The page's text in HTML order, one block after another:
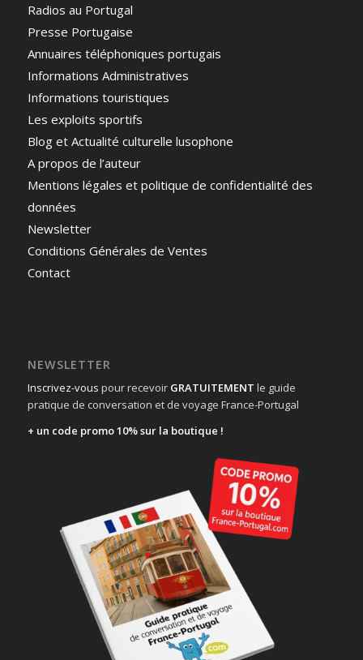
Radios au Portugal
Presse Portugaise
Annuaires téléphoniques portugais
Informations Administratives
Informations touristiques
Les exploits sportifs
Blog et Actualité culturelle lusophone
A propos de l’auteur
Mentions légales et politique de confidentialité des
données
Newsletter
Conditions Générales de Ventes
Contact
NEWSLETTER
Inscrivez-vous pour recevoir GRATUITEMENT le guide
pratique de conversation et de voyage France-Portugal
+ un code promo 10% sur la boutique !